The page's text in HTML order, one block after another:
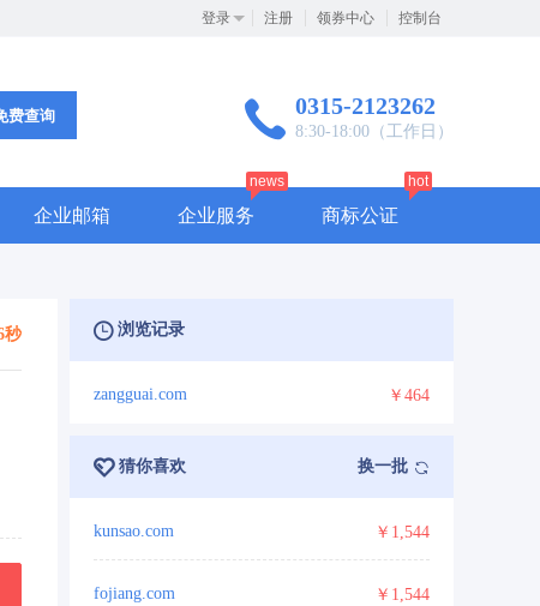
登录 注册 领券中心 控制台
费查询 0315-2123262
8:30-18:00（工作日）
企业邮箱 企业服务
news
商标公证
hot
秒 浏览记录
zangguai.com ￥464
猜你喜欢 换一批
kunsao.com ￥1,544
fojiang.com ￥1,544